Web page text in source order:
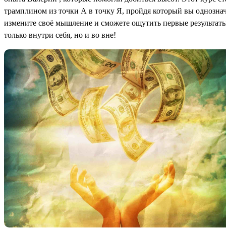
трамплином из точки А в точку Я, пройдя который вы
измените своё мышление и сможете ощутить первые
только внутри себя, но и во вне!